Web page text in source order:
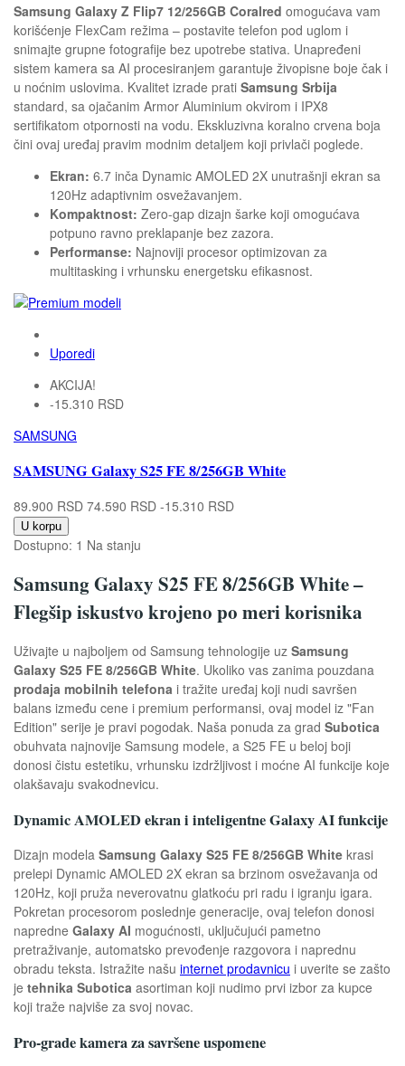
Samsung Galaxy Z Flip7 12/256GB Coralred omogućava vam
korišćenje FlexCam režima – postavite telefon pod uglom i
snimajte grupne fotografije bez upotrebe stativa. Unapređeni
sistem kamera sa AI procesiranjem garantuje živopisne boje čak i
u noćnim uslovima. Kvalitet izrade prati Samsung Srbija
standard, sa ojačanim Armor Aluminium okvirom i IPX8
sertifikatom otpornosti na vodu. Ekskluzivna koralno crvena boja
čini ovaj uređaj pravim modnim detaljem koji privlači poglede.
Ekran: 6.7 inča Dynamic AMOLED 2X unutrašnji ekran sa
120Hz adaptivnim osvežavanjem.
Kompaktnost: Zero-gap dizajn šarke koji omogućava
potpuno ravno preklapanje bez zazora.
Performanse: Najnoviji procesor optimizovan za
multitasking i vrhunsku energetsku efikasnost.
Uporedi
AKCIJA!
-15.310 RSD
SAMSUNG
SAMSUNG Galaxy S25 FE 8/256GB White
89.900 RSD 74.590 RSD -15.310 RSD
U korpu
Dostupno: 1 Na stanju
Samsung Galaxy S25 FE 8/256GB White –
Flegšip iskustvo krojeno po meri korisnika
Uživajte u najboljem od Samsung tehnologije uz Samsung
Galaxy S25 FE 8/256GB White. Ukoliko vas zanima pouzdana
prodaja mobilnih telefona i tražite uređaj koji nudi savršen
balans između cene i premium performansi, ovaj model iz "Fan
Edition" serije je pravi pogodak. Naša ponuda za grad Subotica
obuhvata najnovije Samsung modele, a S25 FE u beloj boji
donosi čistu estetiku, vrhunsku izdržljivost i moćne AI funkcije koje
olakšavaju svakodnevicu.
Dynamic AMOLED ekran i inteligentne Galaxy AI funkcije
Dizajn modela Samsung Galaxy S25 FE 8/256GB White krasi
prelepi Dynamic AMOLED 2X ekran sa brzinom osvežavanja od
120Hz, koji pruža neverovatnu glatkoću pri radu i igranju igara.
Pokretan procesorom poslednje generacije, ovaj telefon donosi
napredne Galaxy AI mogućnosti, uključujući pametno
pretraživanje, automatsko prevođenje razgovora i naprednu
obradu teksta. Istražite našu internet prodavnicu i uverite se zašto
je tehnika Subotica asortiman koji nudimo prvi izbor za kupce
koji traže najviše za svoj novac.
Pro-grade kamera za savršene uspomene